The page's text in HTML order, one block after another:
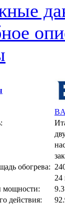
обогрева:
24
мощности:
действия: